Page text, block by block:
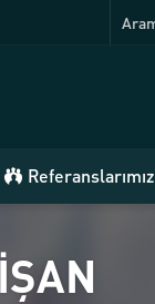
Referanslarımız